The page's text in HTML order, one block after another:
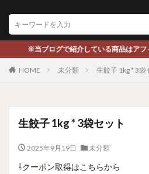
※当ブログで紹介している商品はアフ
HOME 未分類 生餃子 1kg * 3袋
生餃子 1kg * 3袋セット
2025年9月19日 未分類
⇩クーポン取得はこちらから